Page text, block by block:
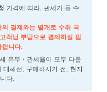
가격에 따라, 관세가 들 수
결제와는 별개로 수취 국
객님 부담으로 결제하실 필
랍니다.
유무・관세율이 모두 다릅
해선, 구매하시기 전, 현지
다.